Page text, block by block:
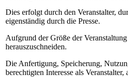
Dies erfolgt durch den Veranstalter,
eigenständig durch die Presse.
Aufgrund der Größe der
herauszuschneiden.
Die Anfertigung, Speicherung,
berechtigten Interesse als